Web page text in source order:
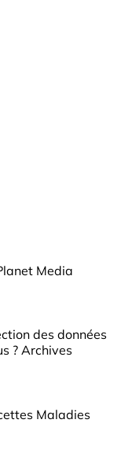
Media
des données
? Archives
Maladies